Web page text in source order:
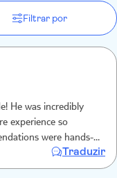
Filtrar por
He was incredibly
experience so
were hands-
we never would’ve
Traduzir